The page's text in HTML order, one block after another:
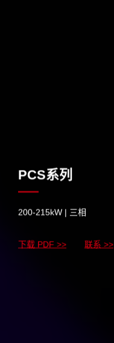
PCS系列
200-215kW | 三相
下载 PDF >> 联系 >>